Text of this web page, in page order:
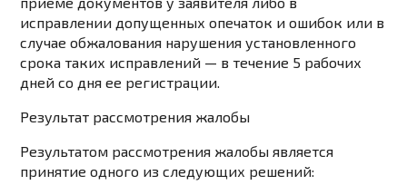
исправлении допущенных опечаток и ошибок или в
случае обжалования нарушения установленного
срока таких исправлений — в течение 5 рабочих
дней со дня ее регистрации.
Результат рассмотрения жалобы
Результатом рассмотрения жалобы является
принятие одного из следующих решений: